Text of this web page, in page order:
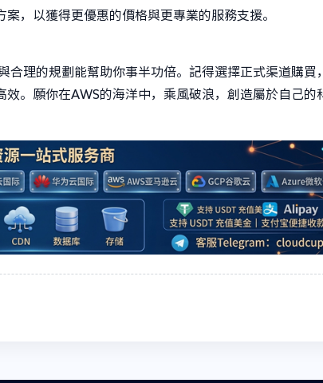
，以獲得更優惠的價格與更專業的服務支援。
合理的規劃能幫助你事半功倍。記得選擇正式渠道購買
。願你在AWS的海洋中，乘風破浪，創造屬於自己的